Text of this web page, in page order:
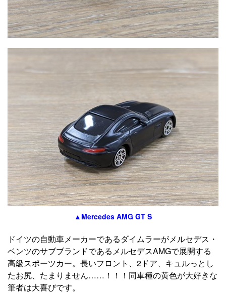
▲Mercedes AMG GT S
ドイツの自動車メーカーであるダイムラーがメルセデス・
ベンツのサブブランドであるメルセデスAMGで展開する
高級スポーツカー。長いフロント、2ドア、キュルっとし
たお尻、たまりません……！！！同車種の黄色が大好きな
筆者は大喜びです。